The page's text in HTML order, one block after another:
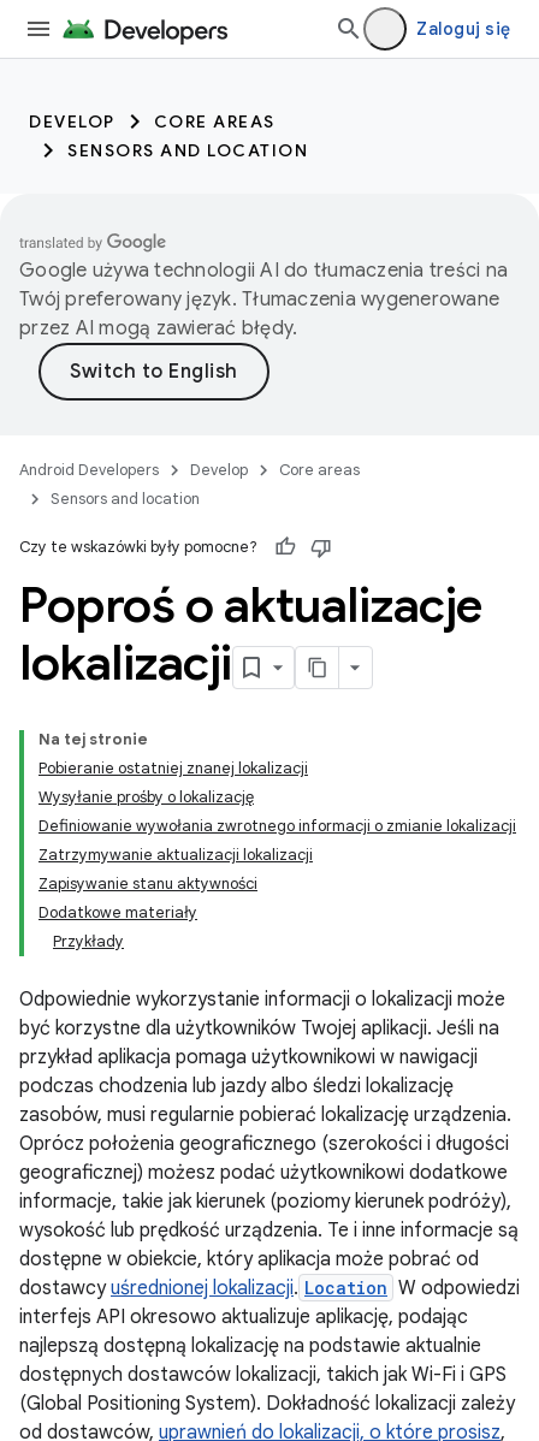
Zaloguj się
DEVELOP
CORE AREAS
SENSORS AND LOCATION
Google używa technologii AI do tłumaczenia treści na
Twój preferowany język. Tłumaczenia wygenerowane
przez AI mogą zawierać błędy.
Android Developers Develop
Core areas
Sensors and location
Czy te wskazówki były pomocne?
Poproś o aktualizacje
lokalizacji
Na tej stronie
Pobieranie ostatniej znanej lokalizacji
Wysyłanie prośby o lokalizację
Definiowanie wywołania zwrotnego informacji o zmianie lokalizacji
Zatrzymywanie aktualizacji lokalizacji
Zapisywanie stanu aktywności
Dodatkowe materiały
Przykłady
Odpowiednie wykorzystanie informacji o lokalizacji może
być korzystne dla użytkowników Twojej aplikacji. Jeśli na
przykład aplikacja pomaga użytkownikowi w nawigacji
podczas chodzenia lub jazdy albo śledzi lokalizację
zasobów, musi regularnie pobierać lokalizację urządzenia.
Oprócz położenia geograficznego (szerokości i długości
geograficznej) możesz podać użytkownikowi dodatkowe
informacje, takie jak kierunek (poziomy kierunek podróży),
wysokość lub prędkość urządzenia. Te i inne informacje są
dostępne w obiekcie, który aplikacja może pobrać od
dostawcyuśrednionej lokalizacji. Location W odpowiedzi
interfejs API okresowo aktualizuje aplikację, podając
najlepszą dostępną lokalizację na podstawie aktualnie
dostępnych dostawców lokalizacji, takich jak Wi-Fi i GPS
(Global Positioning System). Dokładność lokalizacji zależy
od dostawców, uprawnień do lokalizacji, o które prosisz,